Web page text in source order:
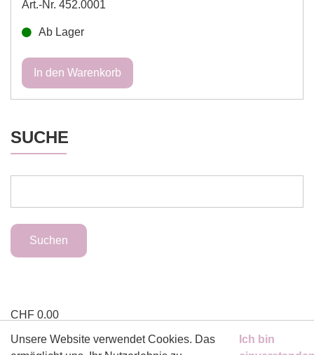
Art.-Nr. 452.0001
Ab Lager
SUCHE
CHF 0.00
Unsere Website verwendet Cookies. Das
Ich bin